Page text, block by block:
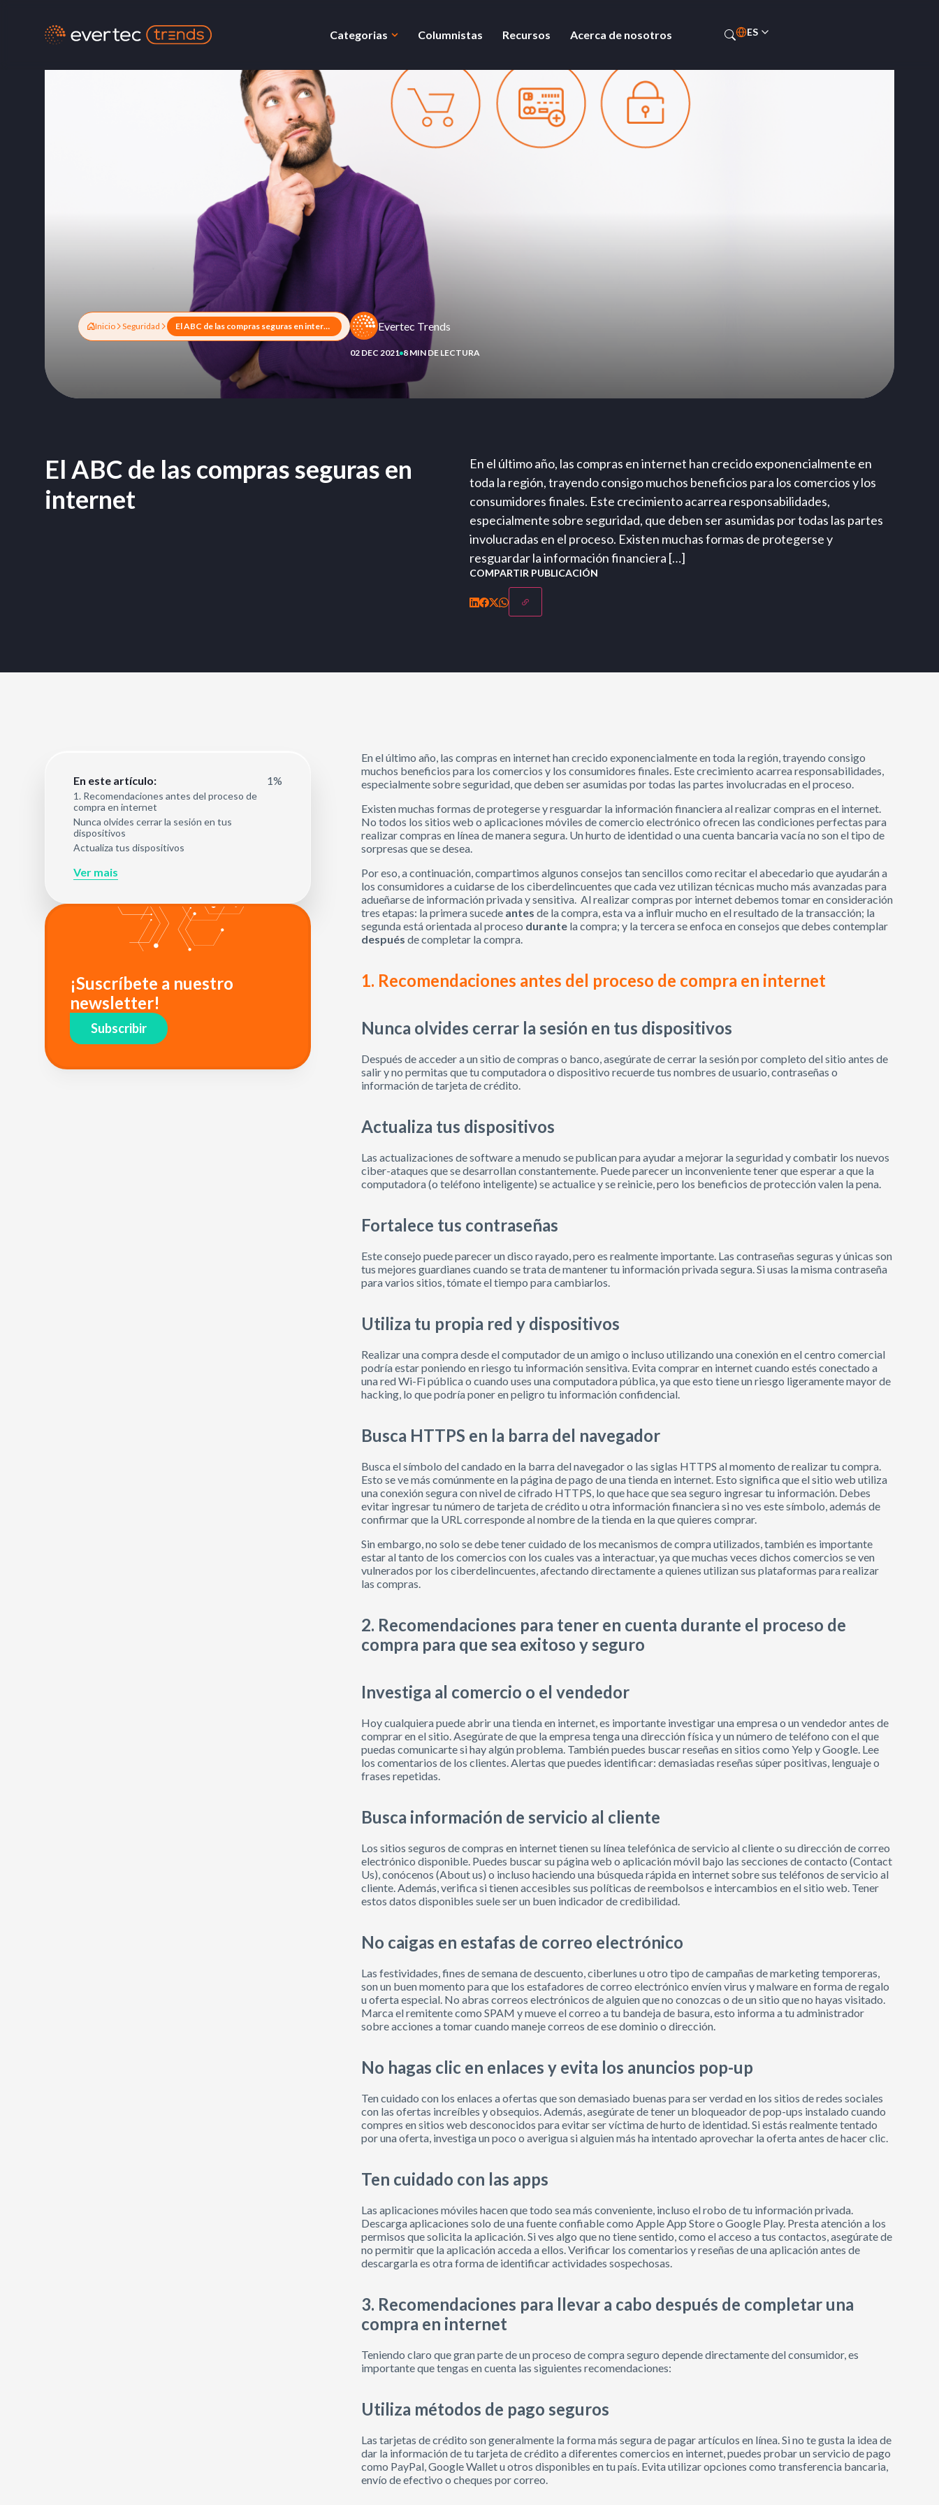
Categorias Columnistas Recursos Acerca de nosotros ES
Inicio Seguridad El ABC de las compras seguras en internet Evertec Trends
02 DEC 2021 8 MIN DE LECTURA
El ABC de las compras seguras en
internet
En el último año, las compras en internet han crecido exponencialmente en
toda la región, trayendo consigo muchos beneficios para los comercios y los
consumidores finales. Este crecimiento acarrea responsabilidades,
especialmente sobre seguridad, que deben ser asumidas por todas las partes
involucradas en el proceso. Existen muchas formas de protegerse y
resguardar la información financiera […]
COMPARTIR PUBLICACIÓN
En este artículo: 1%
1. Recomendaciones antes del proceso de
compra en internet
Nunca olvides cerrar la sesión en tus
dispositivos
Actualiza tus dispositivos
Ver mais
¡Suscríbete a nuestro
newsletter!
Subscribir
En el último año, las compras en internet han crecido exponencialmente en toda la región, trayendo consigo
muchos beneficios para los comercios y los consumidores finales. Este crecimiento acarrea responsabilidades,
especialmente sobre seguridad, que deben ser asumidas por todas las partes involucradas en el proceso.
Existen muchas formas de protegerse y resguardar la información financiera al realizar compras en el internet.
No todos los sitios web o aplicaciones móviles de comercio electrónico ofrecen las condiciones perfectas para
realizar compras en línea de manera segura. Un hurto de identidad o una cuenta bancaria vacía no son el tipo de
sorpresas que se desea.
Por eso, a continuación, compartimos algunos consejos tan sencillos como recitar el abecedario que ayudarán a
los consumidores a cuidarse de los ciberdelincuentes que cada vez utilizan técnicas mucho más avanzadas para
adueñarse de información privada y sensitiva. Al realizar compras por internet debemos tomar en consideración
tres etapas: la primera sucede antes de la compra, esta va a influir mucho en el resultado de la transacción; la
segunda está orientada al proceso durante la compra; y la tercera se enfoca en consejos que debes contemplar
después de completar la compra.
1. Recomendaciones antes del proceso de compra en internet
Nunca olvides cerrar la sesión en tus dispositivos
Después de acceder a un sitio de compras o banco, asegúrate de cerrar la sesión por completo del sitio antes de
salir y no permitas que tu computadora o dispositivo recuerde tus nombres de usuario, contraseñas o
información de tarjeta de crédito.
Actualiza tus dispositivos
Las actualizaciones de software a menudo se publican para ayudar a mejorar la seguridad y combatir los nuevos
ciber-ataques que se desarrollan constantemente. Puede parecer un inconveniente tener que esperar a que la
computadora (o teléfono inteligente) se actualice y se reinicie, pero los beneficios de protección valen la pena.
Fortalece tus contraseñas
Este consejo puede parecer un disco rayado, pero es realmente importante. Las contraseñas seguras y únicas son
tus mejores guardianes cuando se trata de mantener tu información privada segura. Si usas la misma contraseña
para varios sitios, tómate el tiempo para cambiarlos.
Utiliza tu propia red y dispositivos
Realizar una compra desde el computador de un amigo o incluso utilizando una conexión en el centro comercial
podría estar poniendo en riesgo tu información sensitiva. Evita comprar en internet cuando estés conectado a
una red Wi-Fi pública o cuando uses una computadora pública, ya que esto tiene un riesgo ligeramente mayor de
hacking, lo que podría poner en peligro tu información confidencial.
Busca HTTPS en la barra del navegador
Busca el símbolo del candado en la barra del navegador o las siglas HTTPS al momento de realizar tu compra.
Esto se ve más comúnmente en la página de pago de una tienda en internet. Esto significa que el sitio web utiliza
una conexión segura con nivel de cifrado HTTPS, lo que hace que sea seguro ingresar tu información. Debes
evitar ingresar tu número de tarjeta de crédito u otra información financiera si no ves este símbolo, además de
confirmar que la URL corresponde al nombre de la tienda en la que quieres comprar.
Sin embargo, no solo se debe tener cuidado de los mecanismos de compra utilizados, también es importante
estar al tanto de los comercios con los cuales vas a interactuar, ya que muchas veces dichos comercios se ven
vulnerados por los ciberdelincuentes, afectando directamente a quienes utilizan sus plataformas para realizar
las compras.
2. Recomendaciones para tener en cuenta durante el proceso de
compra para que sea exitoso y seguro
Investiga al comercio o el vendedor
Hoy cualquiera puede abrir una tienda en internet, es importante investigar una empresa o un vendedor antes de
comprar en el sitio. Asegúrate de que la empresa tenga una dirección física y un número de teléfono con el que
puedas comunicarte si hay algún problema. También puedes buscar reseñas en sitios como Yelp y Google. Lee
los comentarios de los clientes. Alertas que puedes identificar: demasiadas reseñas súper positivas, lenguaje o
frases repetidas.
Busca información de servicio al cliente
Los sitios seguros de compras en internet tienen su línea telefónica de servicio al cliente o su dirección de correo
electrónico disponible. Puedes buscar su página web o aplicación móvil bajo las secciones de contacto (Contact
Us), conócenos (About us) o incluso haciendo una búsqueda rápida en internet sobre sus teléfonos de servicio al
cliente. Además, verifica si tienen accesibles sus políticas de reembolsos e intercambios en el sitio web. Tener
estos datos disponibles suele ser un buen indicador de credibilidad.
No caigas en estafas de correo electrónico
Las festividades, fines de semana de descuento, ciberlunes u otro tipo de campañas de marketing temporeras,
son un buen momento para que los estafadores de correo electrónico envíen virus y malware en forma de regalo
u oferta especial. No abras correos electrónicos de alguien que no conozcas o de un sitio que no hayas visitado.
Marca el remitente como SPAM y mueve el correo a tu bandeja de basura, esto informa a tu administrador
sobre acciones a tomar cuando maneje correos de ese dominio o dirección.
No hagas clic en enlaces y evita los anuncios pop-up
Ten cuidado con los enlaces a ofertas que son demasiado buenas para ser verdad en los sitios de redes sociales
con las ofertas increíbles y obsequios. Además, asegúrate de tener un bloqueador de pop-ups instalado cuando
compres en sitios web desconocidos para evitar ser víctima de hurto de identidad. Si estás realmente tentado
por una oferta, investiga un poco o averigua si alguien más ha intentado aprovechar la oferta antes de hacer clic.
Ten cuidado con las apps
Las aplicaciones móviles hacen que todo sea más conveniente, incluso el robo de tu información privada.
Descarga aplicaciones solo de una fuente confiable como Apple App Store o Google Play. Presta atención a los
permisos que solicita la aplicación. Si ves algo que no tiene sentido, como el acceso a tus contactos, asegúrate de
no permitir que la aplicación acceda a ellos. Verificar los comentarios y reseñas de una aplicación antes de
descargarla es otra forma de identificar actividades sospechosas.
3. Recomendaciones para llevar a cabo después de completar una
compra en internet
Teniendo claro que gran parte de un proceso de compra seguro depende directamente del consumidor, es
importante que tengas en cuenta las siguientes recomendaciones:
Utiliza métodos de pago seguros
Las tarjetas de crédito son generalmente la forma más segura de pagar artículos en línea. Si no te gusta la idea de
dar la información de tu tarjeta de crédito a diferentes comercios en internet, puedes probar un servicio de pago
como PayPal, Google Wallet u otros disponibles en tu país. Evita utilizar opciones como transferencia bancaria,
envío de efectivo o cheques por correo.